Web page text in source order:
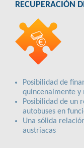
RECUPERACIÓN
Posibilidad de
quincenalmente y
Posibilidad de un
autobuses en
Una sólida
austriacas